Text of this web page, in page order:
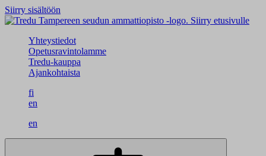
Siirry sisältöön
Siirry etusivulle
Yhteystiedot
Opetusravintolamme
Tredu-kauppa
Ajankohtaista
fi
en
en